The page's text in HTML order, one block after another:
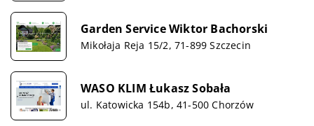
Garden Service Wiktor Bachorski
Mikołaja Reja 15/2, 71-899 Szczecin
WASO KLIM Łukasz Sobała
ul. Katowicka 154b, 41-500 Chorzów